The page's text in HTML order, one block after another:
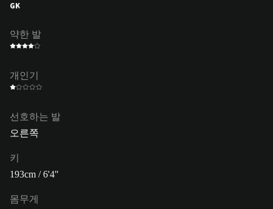
GK
약한 발
개인기
선호하는 발
오른쪽
키
193cm / 6'4"
몸무게